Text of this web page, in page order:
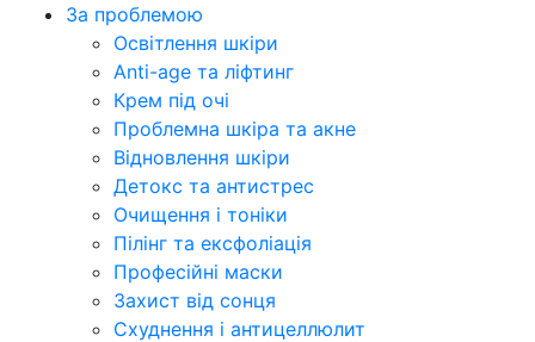
За проблемою
Освітлення шкіри
Anti-age та ліфтинг
Крем під очі
Проблемна шкіра та акне
Відновлення шкіри
Детокс та антистрес
Очищення і тоніки
Пілінг та ексфоліація
Професійні маски
Захист від сонця
Схуднення і антицеллюлит